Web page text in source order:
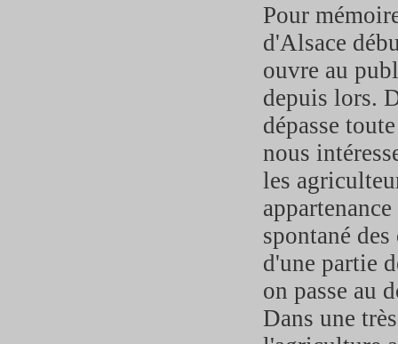
Pour
d'Alsace
ouvre au
depuis lors.
dépasse
nous
les
spontané
d'une partie
on passe au
Dans une